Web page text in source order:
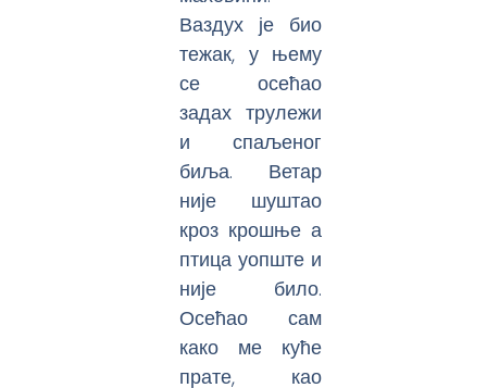
Ваздух је био
тежак, у њему
се осећао
задах трулежи
и спаљеног
биља. Ветар
није шуштао
кроз крошње а
птица уопште и
није било.
Осећао сам
како ме куће
прате, као